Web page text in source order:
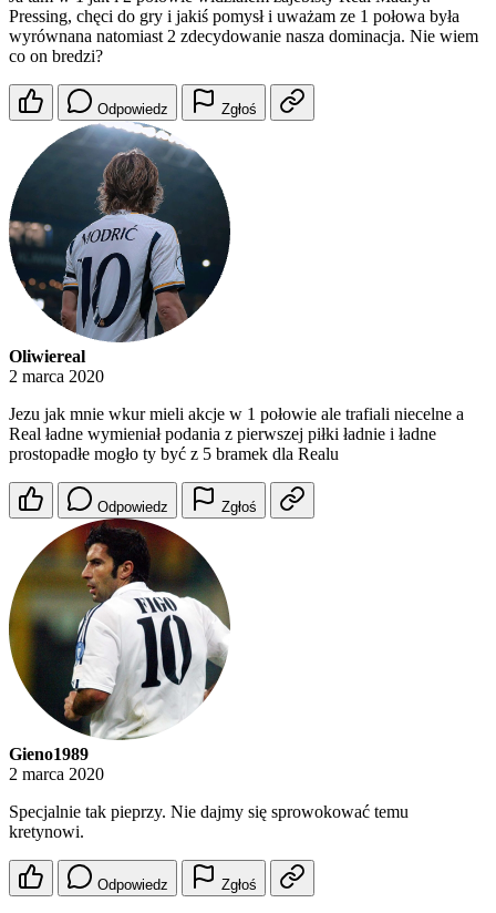
Pressing, chęci do gry i jakiś pomysł i uważam ze 1 połowa była
wyrównana natomiast 2 zdecydowanie nasza dominacja. Nie wiem
co on bredzi?
Odpowiedz Zgłoś
Oliwiereal
2 marca 2020
Jezu jak mnie wkur mieli akcje w 1 połowie ale trafiali niecelne a
Real ładne wymieniał podania z pierwszej piłki ładnie i ładne
prostopadłe mogło ty być z 5 bramek dla Realu
Odpowiedz Zgłoś
Gieno1989
2 marca 2020
Specjalnie tak pieprzy. Nie dajmy się sprowokować temu
kretynowi.
Odpowiedz Zgłoś